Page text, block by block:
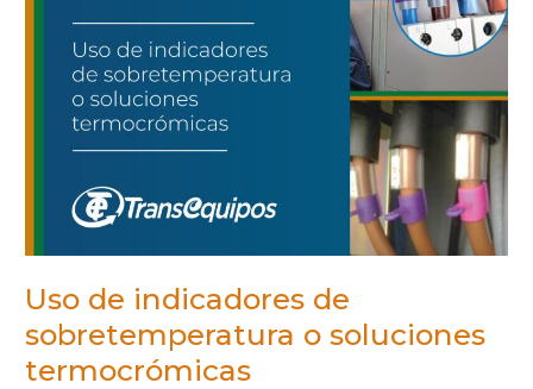
Uso de indicadores de
sobretemperatura o soluciones
termocrómicas
TERMOCRÓMICAS